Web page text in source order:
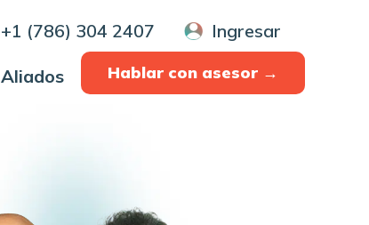
+1 (786) 304 2407 Ingresar
Aliados Hablar con asesor →